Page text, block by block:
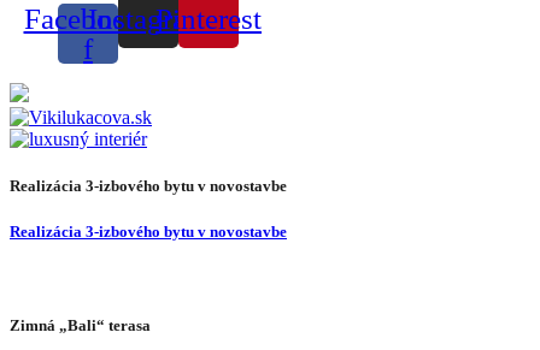
Facebook-
f
InstagramPinterest
Realizácia 3-izbového bytu v novostavbe
Realizácia 3-izbového bytu v novostavbe
Zimná „Bali“ terasa